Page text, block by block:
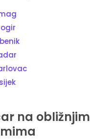
na obližnjim